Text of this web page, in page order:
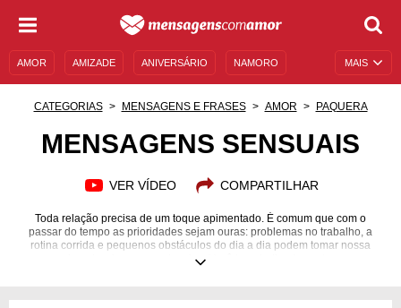
MAIS
AMOR AMIZADE ANIVERSÁRIO NAMORO
CATEGORIAS MENSAGENS E FRASES AMOR PAQUERA
MENSAGENS SENSUAIS
VER VÍDEO COMPARTILHAR
Toda relação precisa de um toque apimentado. É comum que com o
passar do tempo as prioridades sejam ouras: problemas no trabalho, a
rotina corrida e pequenos obstáculos do dia a dia podem tomar nossa
energia e desviar nossos desejos. Você tem dedicado um tempo a